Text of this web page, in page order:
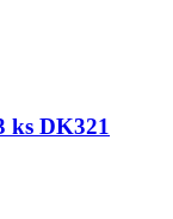
ks DK321